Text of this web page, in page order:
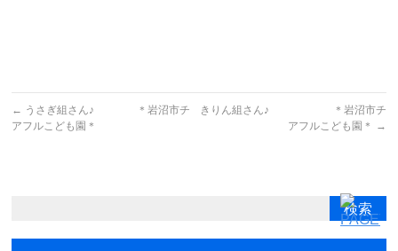
← うさぎ組さん♪ ＊岩沼市チ
アフルこども園＊
きりん組さん♪ ＊岩沼市チ
アフルこども園＊
→